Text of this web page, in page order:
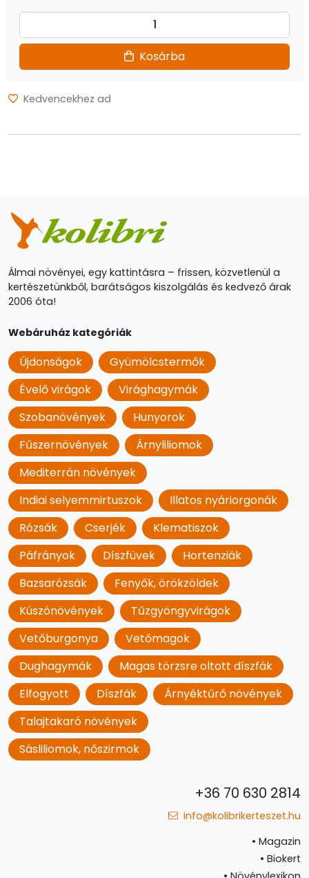
Kosárba
Kedvencekhez ad
Álmai növényei, egy kattintásra – frissen, közvetlenül a
kertészetünkből, barátságos kiszolgálás és kedvező árak
2006 óta!
Webáruház kategóriák
Újdonságok
Gyümölcstermők
Évelő virágok
Virághagymák
Szobanövények
Hunyorok
Fűszernövények
Árnyliliomok
Mediterrán növények
Indiai selyemmirtuszok
Illatos nyáriorgonák
Rózsák
Cserjék
Klematiszok
Páfrányok
Díszfüvek
Hortenziák
Bazsarózsák
Fenyők, örökzöldek
Kúszónövények
Tűzgyöngyvirágok
Vetőburgonya
Vetőmagok
Dughagymák
Magas törzsre oltott díszfák
Elfogyott
Díszfák
Árnyéktűrő növények
Talajtakaró növények
Sásliliomok, nőszirmok
+36 70 630 2814
info@kolibrikerteszet.hu
• Magazin
• Biokert